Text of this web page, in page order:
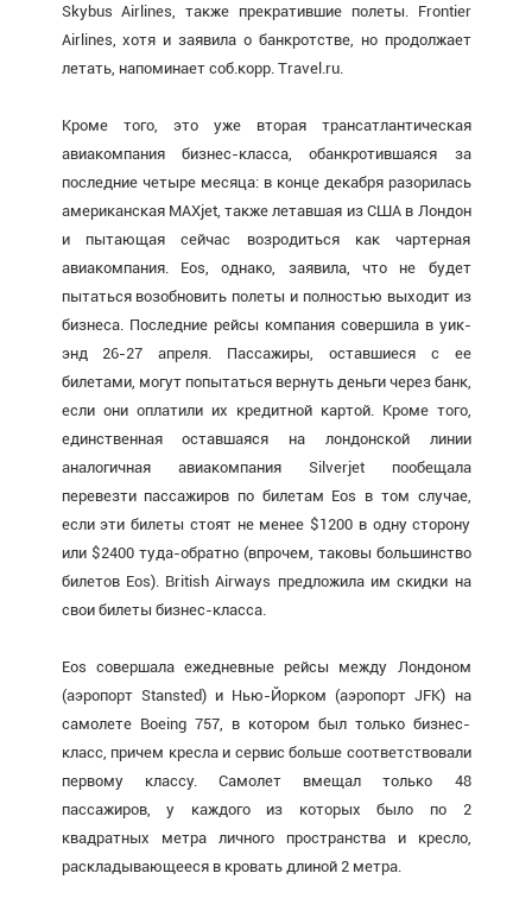
Skybus Airlines, также прекратившие полеты. Frontier
Airlines, хотя и заявила о банкротстве, но продолжает
летать, напоминает соб.корр. Travel.ru.
Кроме того, это уже вторая трансатлантическая
авиакомпания бизнес-класса, обанкротившаяся за
последние четыре месяца: в конце декабря разорилась
американская MAXjet, также летавшая из США в Лондон
и пытающая сейчас возродиться как чартерная
авиакомпания. Eos, однако, заявила, что не будет
пытаться возобновить полеты и полностью выходит из
бизнеса. Последние рейсы компания совершила в уик-
энд 26-27 апреля. Пассажиры, оставшиеся с ее
билетами, могут попытаться вернуть деньги через банк,
если они оплатили их кредитной картой. Кроме того,
единственная оставшаяся на лондонской линии
аналогичная авиакомпания Silverjet пообещала
перевезти пассажиров по билетам Eos в том случае,
если эти билеты стоят не менее $1200 в одну сторону
или $2400 туда-обратно (впрочем, таковы большинство
билетов Eos). British Airways предложила им скидки на
свои билеты бизнес-класса.
Eos совершала ежедневные рейсы между Лондоном
(аэропорт Stansted) и Нью-Йорком (аэропорт JFK) на
самолете Boeing 757, в котором был только бизнес-
класс, причем кресла и сервис больше соответствовали
первому классу. Самолет вмещал только 48
пассажиров, у каждого из которых было по 2
квадратных метра личного пространства и кресло,
раскладывающееся в кровать длиной 2 метра.